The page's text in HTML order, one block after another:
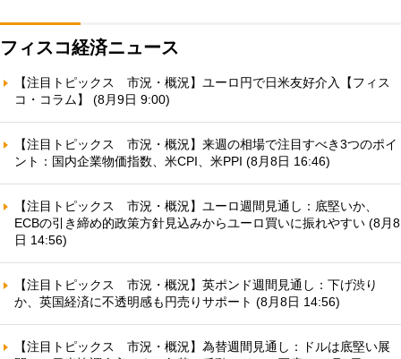
フィスコ経済ニュース
【注目トピックス 市況・概況】ユーロ円で日米友好介入【フィス
コ・コラム】 (8月9日 9:00)
【注目トピックス 市況・概況】来週の相場で注目すべき3つのポイ
ント：国内企業物価指数、米CPI、米PPI (8月8日 16:46)
【注目トピックス 市況・概況】ユーロ週間見通し：底堅いか、
ECBの引き締め的政策方針見込みからユーロ買いに振れやすい (8月8
日 14:56)
【注目トピックス 市況・概況】英ポンド週間見通し：下げ渋り
か、英国経済に不透明感も円売りサポート (8月8日 14:56)
【注目トピックス 市況・概況】為替週間見通し：ドルは底堅い展